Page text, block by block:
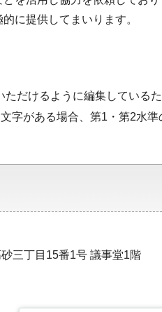
に提供してまいります。
ただけるように編集している
字がある場合、第1・第2水準
三丁目15番1号 議事堂1階